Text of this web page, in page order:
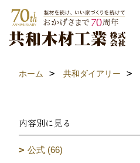
ホーム 共和ダイアリー
内容別に見る
公式 (66)